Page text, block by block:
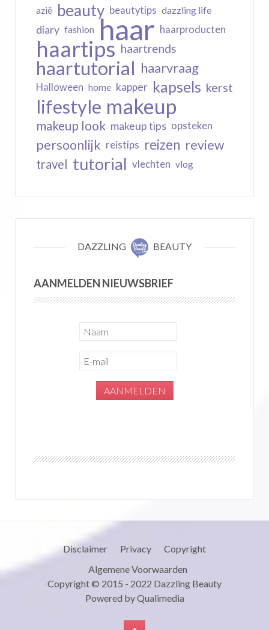
azië beauty beautytips dazzling life
diary fashion haar haarproducten
haartips haartrends
haartutorial haarvraag
Halloween home kapper kapsels kerst
lifestyle makeup
makeup look makeup tips opsteken
persoonlijk reistips reizen review
travel tutorial vlechten vlog
DAZZLING BEAUTY
AANMELDEN NIEUWSBRIEF
Disclaimer Privacy
Copyright
Algemene Voorwaarden
Copyright © 2015 - 2022 Dazzling Beauty
Powered byQualimedia